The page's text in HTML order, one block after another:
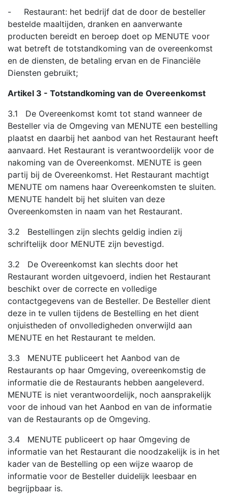
- Restaurant: het bedrijf dat de door de besteller
bestelde maaltijden, dranken en aanverwante
producten bereidt en beroep doet op MENUTE voor
wat betreft de totstandkoming van de overeenkomst
en de diensten, de betaling ervan en de Financiële
Diensten gebruikt;
Artikel 3 - Totstandkoming van de Overeenkomst
3.1 De Overeenkomst komt tot stand wanneer de
Besteller via de Omgeving van MENUTE een bestelling
plaatst en daarbij het aanbod van het Restaurant heeft
aanvaard. Het Restaurant is verantwoordelijk voor de
nakoming van de Overeenkomst. MENUTE is geen
partij bij de Overeenkomst. Het Restaurant machtigt
MENUTE om namens haar Overeenkomsten te sluiten.
MENUTE handelt bij het sluiten van deze
Overeenkomsten in naam van het Restaurant.
3.2 Bestellingen zijn slechts geldig indien zij
schriftelijk door MENUTE zijn bevestigd.
3.2 De Overeenkomst kan slechts door het
Restaurant worden uitgevoerd, indien het Restaurant
beschikt over de correcte en volledige
contactgegevens van de Besteller. De Besteller dient
deze in te vullen tijdens de Bestelling en het dient
onjuistheden of onvolledigheden onverwijld aan
MENUTE en het Restaurant te melden.
3.3 MENUTE publiceert het Aanbod van de
Restaurants op haar Omgeving, overeenkomstig de
informatie die de Restaurants hebben aangeleverd.
MENUTE is niet verantwoordelijk, noch aansprakelijk
voor de inhoud van het Aanbod en van de informatie
van de Restaurants op de Omgeving.
3.4 MENUTE publiceert op haar Omgeving de
informatie van het Restaurant die noodzakelijk is in het
kader van de Bestelling op een wijze waarop de
informatie voor de Besteller duidelijk leesbaar en
begrijpbaar is.